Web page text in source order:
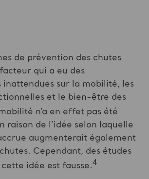
de prévention des chutes
qui a eu des
inattendues sur la mobilité, les
et le bien-être des
n’a en effet pas été
raison de l’idée selon laquelle
augmenterait également
Cependant, des études
idée est fausse.4